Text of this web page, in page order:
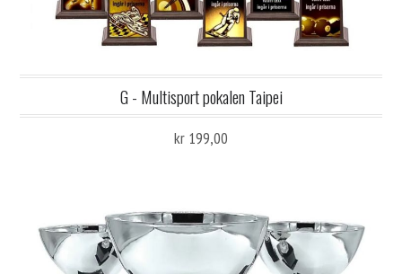
G - Multisport pokalen Taipei
kr 199,00